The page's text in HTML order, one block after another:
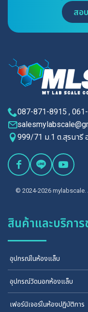
สอ
087-871-8915 ,
999/71 ม.1 ต.สุรนารี
© 2024-2026
สินค้าและบริการ
อุปกรณ์ในห้องแล็บ
อุปกรณ์วัดนอกห้องแล็บ
เฟอร์นิเจอร์ในห้องปฏิบัติการ